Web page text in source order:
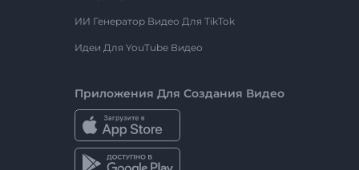
ИИ Генератор Видео Для TikTok
Идеи Для YouTube Видео
Приложения Для Создания Видео